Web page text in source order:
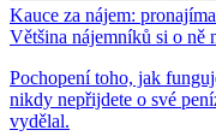
Kauce za nájem:
Většina nájemníků si o ně
Pochopení toho, jak
nikdy nepřijdete o své
vydělal.